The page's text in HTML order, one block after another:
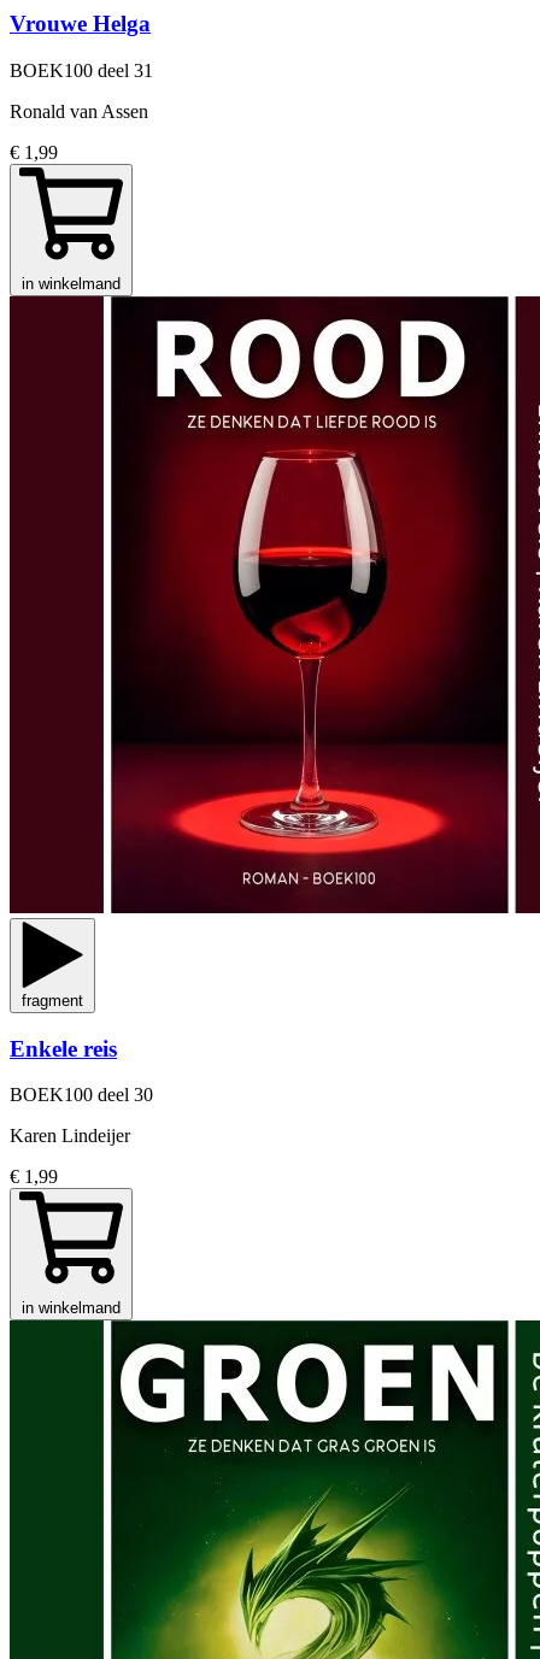
Vrouwe Helga
BOEK100 deel 31
Ronald van Assen
€ 1,99
in winkelmand
fragment
Enkele reis
BOEK100 deel 30
Karen Lindeijer
€ 1,99
in winkelmand